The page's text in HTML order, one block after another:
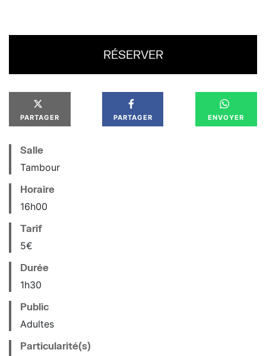
RÉSERVER
PARTAGER PARTAGER ENVOYER
Salle
Tambour
Horaire
16h00
Tarif
5€
Durée
1h30
Public
Adultes
Particularité(s)